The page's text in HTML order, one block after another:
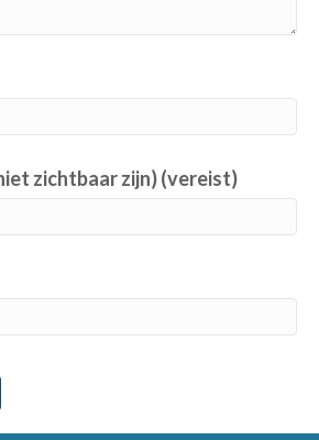
zichtbaar zijn) (vereist)